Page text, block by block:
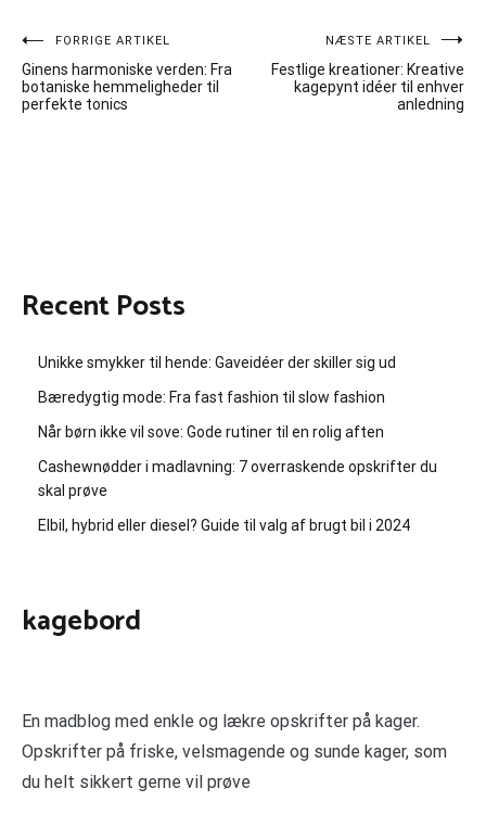
Indlægsnavigation
FORRIGE ARTIKEL
Ginens harmoniske verden: Fra
botaniske hemmeligheder til
perfekte tonics
NÆSTE ARTIKEL
Festlige kreationer: Kreative
kagepynt idéer til enhver
anledning
Recent Posts
Unikke smykker til hende: Gaveidéer der skiller sig ud
Bæredygtig mode: Fra fast fashion til slow fashion
Når børn ikke vil sove: Gode rutiner til en rolig aften
Cashewnødder i madlavning: 7 overraskende opskrifter du
skal prøve
Elbil, hybrid eller diesel? Guide til valg af brugt bil i 2024
kagebord
En madblog med enkle og lækre opskrifter på kager.
Opskrifter på friske, velsmagende og sunde kager, som
du helt sikkert gerne vil prøve